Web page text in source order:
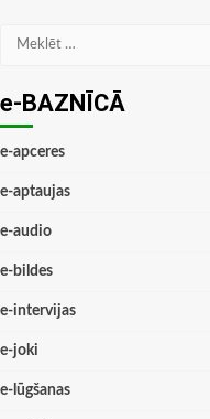
Meklēt:
e-BAZNĪCĀ
e-apceres
e-aptaujas
e-audio
e-bildes
e-intervijas
e-joki
e-lūgšanas